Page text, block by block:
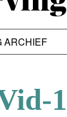
ARCHIEF